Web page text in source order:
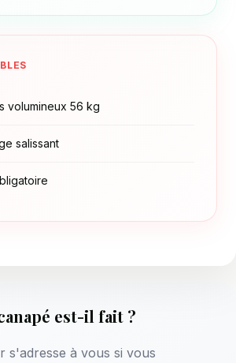
volumineux 56 kg
salissant
est-il fait ?
s'adresse à vous si vous